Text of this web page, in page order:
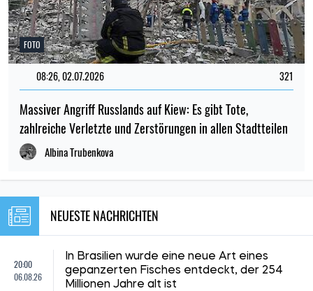
FOTO
08:26, 02.07.2026 321
Massiver Angriff Russlands auf Kiew: Es gibt Tote,
zahlreiche Verletzte und Zerstörungen in allen Stadtteilen
Albina Trubenkova
NEUESTE NACHRICHTEN
20:00
06.08.26
In Brasilien wurde eine neue Art eines
gepanzerten Fisches entdeckt, der 254
Millionen Jahre alt ist